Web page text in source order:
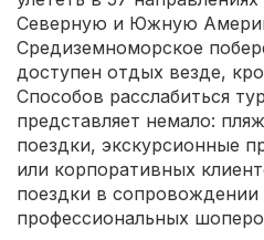
Северную и Южную
Средиземноморское
доступен отдых везде,
Способов расслабиться
представляет немало:
поездки, экскурсионные
или корпоративных
поездки в сопровождении
профессиональных